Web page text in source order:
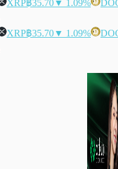
XRP฿35.70▼ 1.09%
XRP฿35.70▼ 1.09%